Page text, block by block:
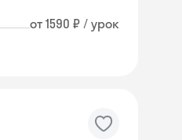
от 1590 ₽ / урок